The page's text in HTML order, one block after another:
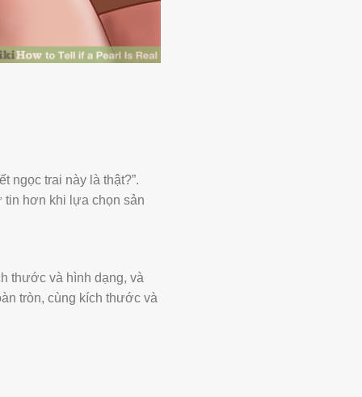
ngọc trai này là thật?”.
tin hơn khi lựa chọn sản
thước và hình dạng, và
tròn, cùng kích thước và